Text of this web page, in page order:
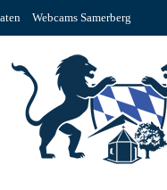
Webcams Samerberg